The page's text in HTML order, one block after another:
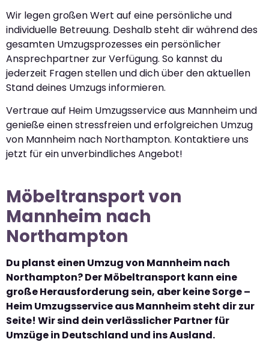
Wir legen großen Wert auf eine persönliche und
individuelle Betreuung. Deshalb steht dir während des
gesamten Umzugsprozesses ein persönlicher
Ansprechpartner zur Verfügung. So kannst du
jederzeit Fragen stellen und dich über den aktuellen
Stand deines Umzugs informieren.
Vertraue auf Heim Umzugsservice aus Mannheim und
genieße einen stressfreien und erfolgreichen Umzug
von Mannheim nach Northampton. Kontaktiere uns
jetzt für ein unverbindliches Angebot!
Möbeltransport von
Mannheim nach
Northampton
Du planst einen Umzug von Mannheim nach
Northampton? Der Möbeltransport kann eine
große Herausforderung sein, aber keine Sorge –
Heim Umzugsservice aus Mannheim steht dir zur
Seite! Wir sind dein verlässlicher Partner für
Umzüge in Deutschland und ins Ausland.